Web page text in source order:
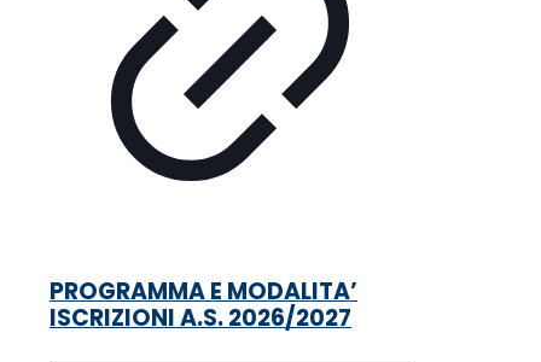
PROGRAMMA E MODALITA’
ISCRIZIONI A.S. 2026/2027